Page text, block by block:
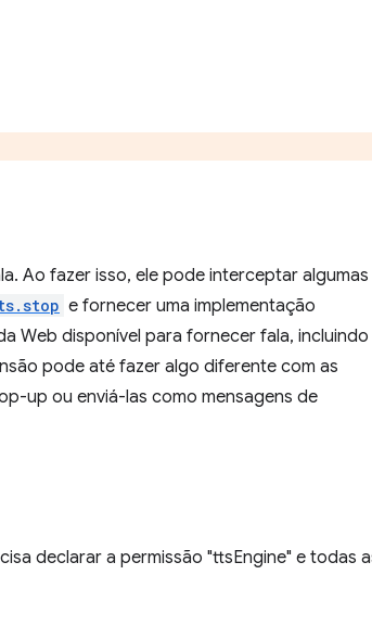
Ao fazer isso, ele pode interceptar algumas
e fornecer uma implementação
Web disponível para fornecer fala, incluindo
pode até fazer algo diferente com as
up ou enviá-las como mensagens de
declarar a permissão "ttsEngine" e todas